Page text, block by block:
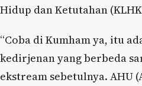
Hidup dan Ketutahan
“Coba di Kumham ya, itu
kedirjenan yang berbeda
ekstream sebetulnya. AHU